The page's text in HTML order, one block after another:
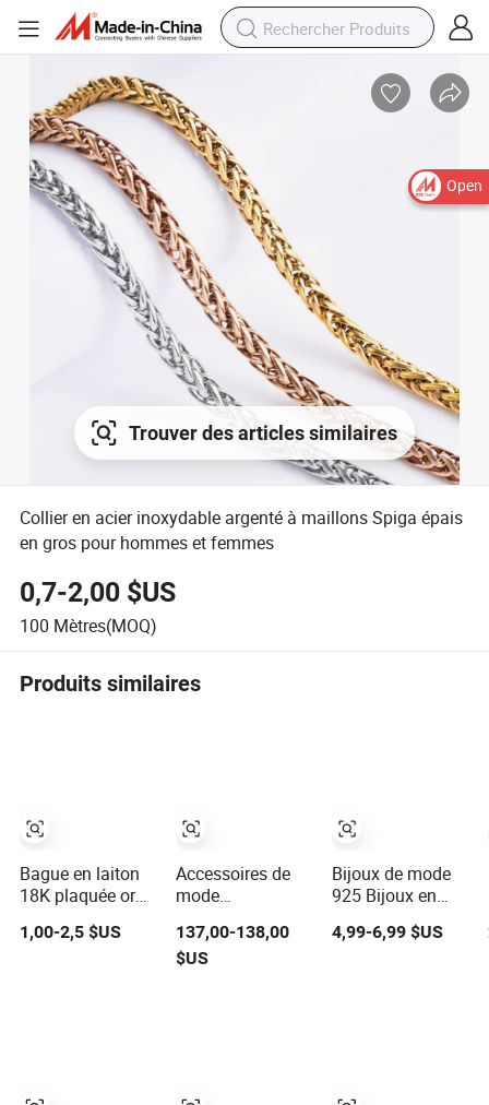
Open
Trouver des articles similaires
Collier en acier inoxydable argenté à maillons Spiga épais
en gros pour hommes et femmes
0,7-2,00 $US
100 Mètres(MOQ)
Produits similaires
Bague en laiton
18K plaquée or
avec une chaîne
lourde et un
1,00-2,5 $US
Accessoires de
mode
haute qualité 18K
Or 925 Argent
137,00-138,00
$US
Bijoux de mode
925 Bijoux en
argent sterling
antique (SC8098)
4,99-6,99 $US